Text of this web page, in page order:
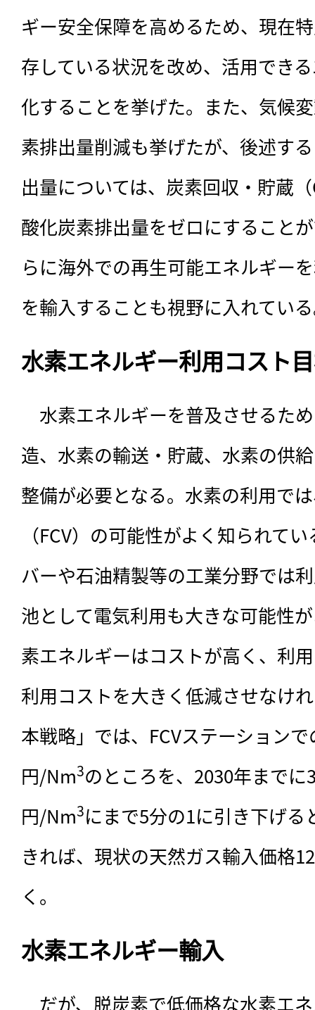
ギー安全保障を高めるため、現在
存している状況を改め、活用でき
化することを挙げた。また、気候
素排出量削減も挙げたが、後述す
出量については、炭素回収・貯蔵
酸化炭素排出量をゼロにすること
らに海外での再生可能エネルギー
を輸入することも視野に入れてい
水素エネルギー利用コスト
水素エネルギーを普及させるた
造、水素の輸送・貯蔵、水素の供
整備が必要となる。水素の利用で
（FCV）の可能性がよく知られて
バーや石油精製等の工業分野では
池として電気利用も大きな可能性
素エネルギーはコストが高く、利
利用コストを大きく低減させなけ
本戦略」では、FCVステーション
円/Nm3のところを、2030年まで
円/Nm3にまで5分の1に引き下げ
きれば、現状の天然ガス輸入価格
く。
水素エネルギー輸入
だが、脱炭素で低価格な水素エ